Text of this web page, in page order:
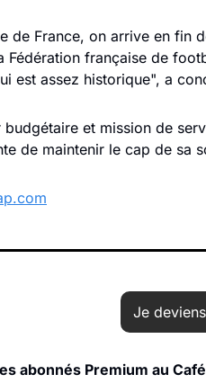
de France, on arrive en fin
Fédération française de
est assez historique", a
budgétaire et mission de
de maintenir le cap de sa
Je
abonnés Premium au